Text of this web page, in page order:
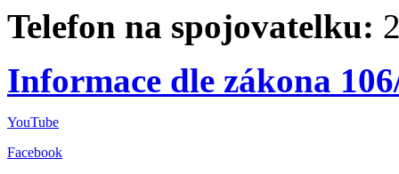
Telefon na spojovatelku:
Informace dle zákona
YouTube
Facebook